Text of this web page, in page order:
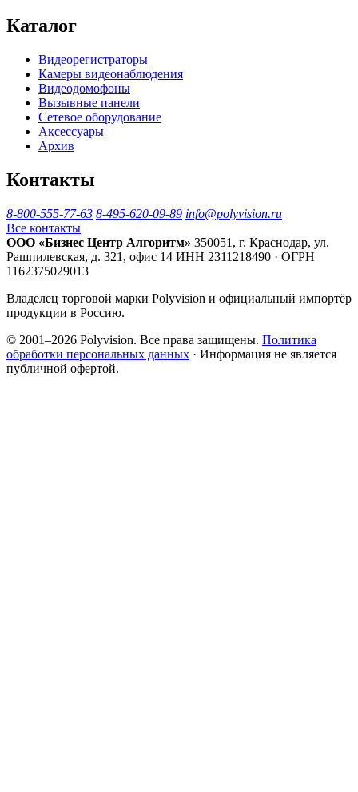
Каталог
Видеорегистраторы
Камеры видеонаблюдения
Видеодомофоны
Вызывные панели
Сетевое оборудование
Аксессуары
Архив
Контакты
8-800-555-77-63 8-495-620-09-89 info@polyvision.ru
Все контакты
ООО «Бизнес Центр Алгоритм» 350051, г. Краснодар, ул.
Рашпилевская, д. 321, офис 14 ИНН 2311218490 · ОГРН
1162375029013
Владелец торговой марки Polyvision и официальный импортёр
продукции в Россию.
© 2001–2026 Polyvision. Все права защищены. Политика
обработки персональных данных · Информация не является
публичной офертой.